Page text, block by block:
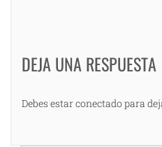
DEJA UNA RESPUESTA
Debes estar conectado para